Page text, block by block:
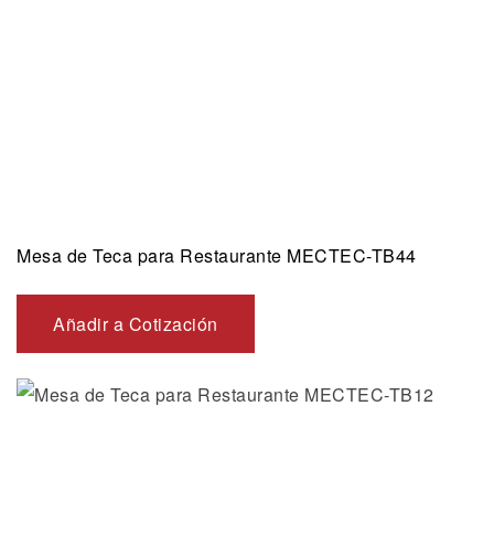
Mesa de Teca para Restaurante MECTEC-TB44
Añadir a Cotización